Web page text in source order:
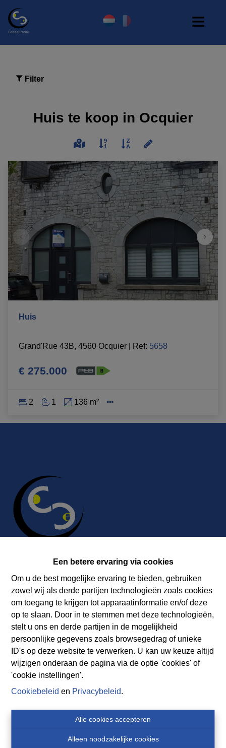
Een betere ervaring via cookies
Om u de best mogelijke ervaring te bieden, gebruiken
zowel wij als derde partijen technologieën zoals cookies
om toegang te krijgen tot apparaatinformatie en/of deze
op te slaan. Door in te stemmen met deze technologieën,
stelt u ons en derde partijen in de mogelijkheid
persoonlijke gegevens zoals browsegedrag of unieke
ID's op deze website te verwerken. U kan uw keuze altijd
wijzigen onderaan de pagina via de optie 'cookies' of
'cookie instellingen'.
Cookiebeleid en Privacybeleid.
Alle cookies accepteren
Alleen noodzakelijke cookies
Filter
Huis te koop in Ocquier
Huis
Grand'Rue 43B, 4560 Ocquier Ref: 5658
€ 275.000
2 1 136 m²
Contact
Immobilière Cosse
Rue Jean de Bohême 5
ARDENNES 6940 DURBUY
Tel.: +32 86 218080
E-mail:info@cosseimmo.be